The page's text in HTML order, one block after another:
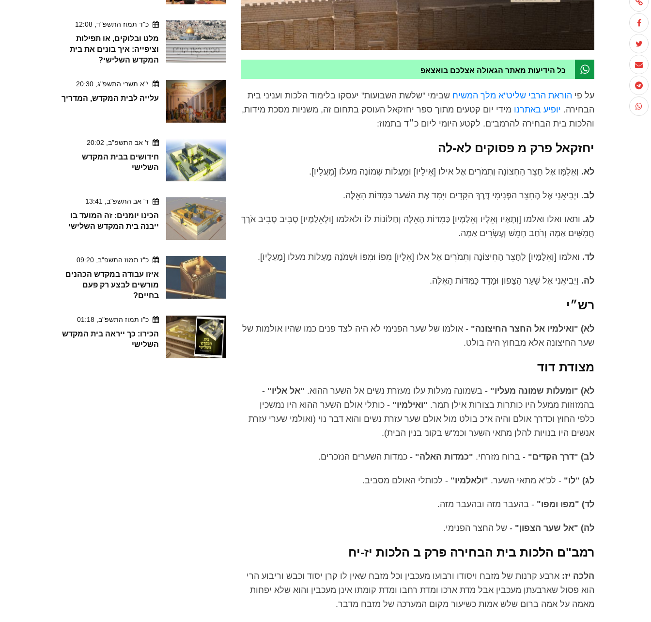
כל הידיעות מאתר הגאולה אצלכם בואצאפ
על פי הוראת הרבי שליט"א מלך המשיח שבימי "שלשת השבועות" יעסקו בלימוד הלכות ועניני בית
הבחירה. יופיע באתרנו מידי יום קטעים מתוך ספר יחזקאל העוסק בתחום זה, משניות מסכת מידות,
והלכות בית הבחירה להרמב"ם. לקטע היומי ליום כ״ד בתמוז:
יחזקאל פרק מ פסוקים לא-לה
לא. וְאֵלַמָּו אֶל חָצֵר הַחִצוֹנָה וְתִמֹרִים אֶל אילו [אֵילָיו] וּמַעֲלוֹת שְׁמוֹנֶה מעלו [מַעֲלָיו].
לב. וַיְבִיאֵנִי אֶל הֶחָצֵר הַפְּנִימִי דֶּרֶךְ הַקָּדִים וַיָּמָד אֶת הַשַּׁעַר כַּמִּדּוֹת הָאֵלֶּה.
לג. ותאו ואלו ואלמו [וְתָאָיו וְאֵלָיו וְאֵלַמָּיו] כַּמִּדּוֹת הָאֵלֶּה וְחַלּוֹנוֹת לוֹ ולאלמו [וּלְאֵלַמָּיו] סָבִיב סָבִיב אֹרֶךְ
חֲמִשִּׁים אַמָּה וְרֹחַב חָמֵשׁ וְעֶשְׂרִים אַמָּה.
לד. ואלמו [וְאֵלַמָּיו] לֶחָצֵר הַחִיצוֹנָה וְתִמֹרִים אֶל אלו [אֵלָיו] מִפּוֹ וּמִפּוֹ וּשְׁמֹנֶה מַעֲלוֹת מעלו [מַעֲלָיו].
לה. וַיְבִיאֵנִי אֶל שַׁעַר הַצָּפוֹן וּמָדַד כַּמִּדּוֹת הָאֵלֶּה.
רש״י
לא) "ואילמיו אל החצר החיצונה" - אולמו של שער הפנימי לא היה לצד פנים כמו שהיו אולמות של
שער החיצונה אלא מבחוץ היה בולט.
מצודת דוד
לא) "ומעלות שמונה מעליו" - בשמונה מעלות עלו מעזרת נשים אל השער ההוא. "אל אליו" -
בהמזוזות ממעל היו כותרות בצורות אילן תמר. "ואילמיו" - כותלי אולם השער ההוא היו נמשכין
כלפי החוץ וכדרך אולם והיה א"כ בולט מול אולם שער עזרת נשים והוא דבר נוי (ואולמי שערי עזרת
אנשים היו בנויות להלן מתאי השער וכמ"ש בקונ' בנין הבית).
לב) "דרך הקדים" - ברוח מזרחי. "כמדות האלה" - כמדות השערים הנזכרים.
לג) "לו" - לכ"א מתאי השער. "ולאלמיו" - לכותלי האולם מסביב.
לד) "מפו ומפו" - בהעבר מזה ובהעבר מזה.
לה) "אל שער הצפון" - של החצר הפנימי.
רמב"ם הלכות בית הבחירה פרק ב הלכות יז-יח
הלכה יז: ארבע קרנות של מזבח ויסודו ורבועו מעכבין וכל מזבח שאין לו קרן יסוד וכבש וריבוע הרי
הוא פסול שארבעתן מעכבין אבל מדת ארכו ומדת רחבו ומדת קומתו אינן מעכבין והוא שלא יפחות
מאמה על אמה ברום שלש אמות כשיעור מקום המערכה של מזבח מדבר.
כ"ד תמוז התשפ"ד, 12:08
מלט ובלוקים, או תפילות
וציפייה: איך בונים את בית
המקדש השלישי?
י"א תשרי התשפ"ג, 20:30
עלייה לבית המקדש, המדריך
ז' אב התשפ"ב, 20:02
חידושים בבית המקדש
השלישי
ד' אב התשפ"ב, 13:41
הכינו יומנים: זה המועד בו
ייבנה בית המקדש השלישי
כ"ז תמוז התשפ"ב, 09:20
איזו עבודה במקדש הכהנים
מורשים לבצע רק פעם
בחיים?
כ"ו תמוז התשפ"ב, 01:18
הכירו: כך ייראה בית המקדש
השלישי